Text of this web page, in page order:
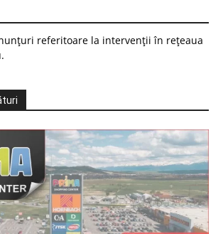
referitoare la intervenții în rețeaua